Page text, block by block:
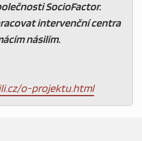
SocioFactor.
intervenční centra
násilím.
o-projektu.html